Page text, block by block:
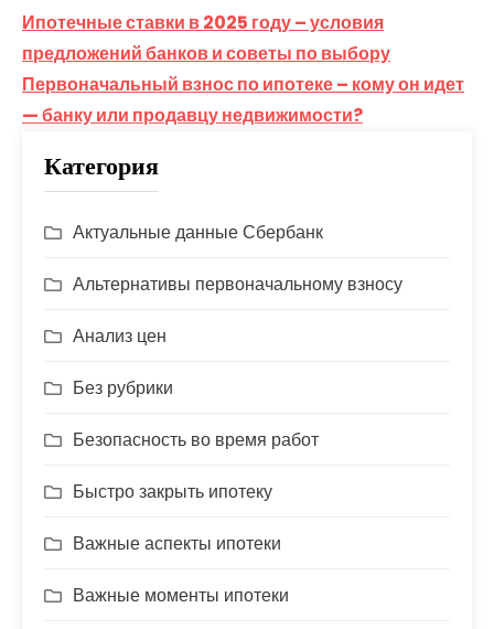
Навигация
по
записям
Ипотечные ставки в 2025 году – условия
предложений банков и советы по выбору
Первоначальный взнос по ипотеке – кому он идет
— банку или продавцу недвижимости?
Категория
Актуальные данные Сбербанк
Альтернативы первоначальному взносу
Анализ цен
Без рубрики
Безопасность во время работ
Быстро закрыть ипотеку
Важные аспекты ипотеки
Важные моменты ипотеки